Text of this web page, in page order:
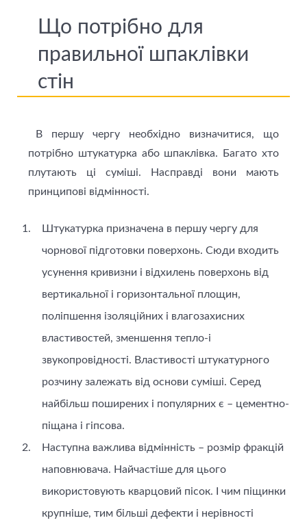
Що потрібно для
правильної шпаклівки
стін
В першу чергу необхідно визначитися, що
потрібно штукатурка або шпаклівка. Багато хто
плутають ці суміші. Насправді вони мають
принциповi відмінності.
Штукатурка призначена в першу чергу для
чорнової підготовки поверхонь. Сюди входить
усунення кривизни і відхилень поверхонь від
вертикальної і горизонтальної площин,
поліпшення ізоляційних і влагозахисних
властивостей, зменшення тепло-і
звукопровідності. Властивості штукатурного
розчину залежать від основи суміші. Серед
найбільш поширених і популярних є – цементно-
піщана і гіпсова.
Наступна важлива відмінність – розмір фракцій
наповнювача. Найчастіше для цього
використовують кварцовий пісок. І чим піщинки
крупніше, тим більші дефекти і нерівності